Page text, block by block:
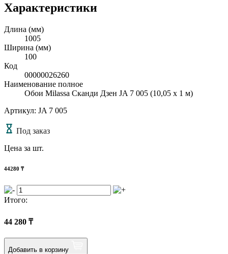
Характеристики
Длина (мм)
1005
Ширина (мм)
100
Код
00000026260
Наименование полное
Обои Milassa Сканди Дзен JA 7 005 (10,05 х 1 м)
Артикул: JA 7 005
Под заказ
Цена за шт.
44280 ₸
Итого:
44 280 ₸
Добавить в корзину